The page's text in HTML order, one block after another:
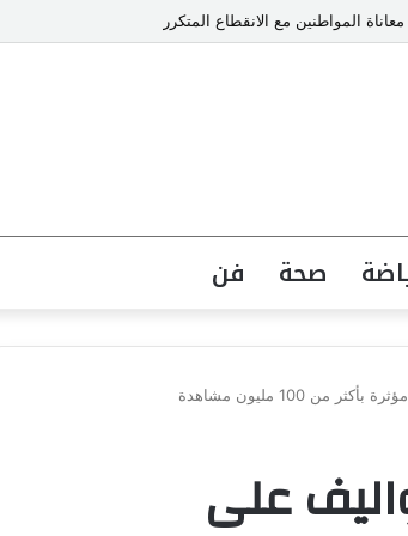
المواطنين مع الانقطاع المتكرر
صحة فن
مليون مشاهدة
على